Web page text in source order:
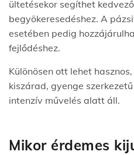
ültetésekor segíthet
begyökeresedéshez. A
esetében pedig
fejlődéshez.
Különösen ott lehet
kiszárad, gyenge
intenzív művelés alatt áll.
Mikor érdemes